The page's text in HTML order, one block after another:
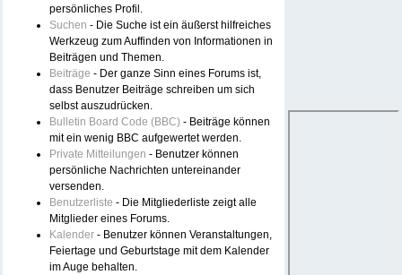
persönliches Profil.
Suchen - Die Suche ist ein äußerst hilfreiches
Werkzeug zum Auffinden von Informationen in
Beiträgen und Themen.
Beiträge - Der ganze Sinn eines Forums ist,
dass Benutzer Beiträge schreiben um sich
selbst auszudrücken.
Bulletin Board Code (BBC) - Beiträge können
mit ein wenig BBC aufgewertet werden.
Private Mitteilungen - Benutzer können
persönliche Nachrichten untereinander
versenden.
Benutzerliste - Die Mitgliederliste zeigt alle
Mitglieder eines Forums.
Kalender - Benutzer können Veranstaltungen,
Feiertage und Geburtstage mit dem Kalender
im Auge behalten.